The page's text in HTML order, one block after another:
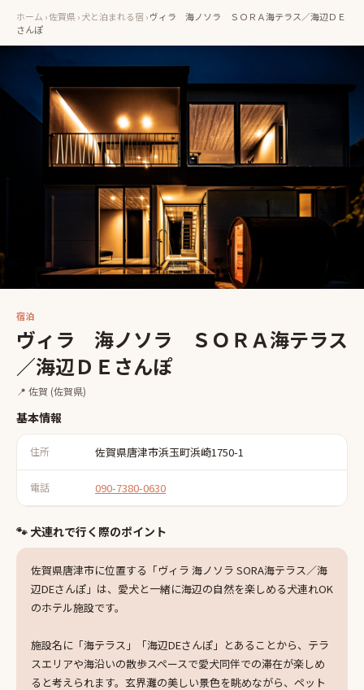
ホーム ›佐賀県›犬と泊まれる宿 ›ヴィラ 海ノソラ ＳＯＲＡ海テラス／海辺ＤＥ
さんぽ
宿泊
ヴィラ 海ノソラ ＳＯＲＡ海テラス
／海辺ＤＥさんぽ
📍 佐賀 (佐賀県)
基本情報
住所 佐賀県唐津市浜玉町浜崎1750-1
電話 090-7380-0630
🐾 犬連れで行く際のポイント
佐賀県唐津市に位置する「ヴィラ 海ノソラ SORA海テラス／海
辺DEさんぽ」は、愛犬と一緒に海辺の自然を楽しめる犬連れOK
のホテル施設です。
施設名に「海テラス」「海辺DEさんぽ」とあることから、テラ
スエリアや海沿いの散歩スペースで愛犬同伴での滞在が楽しめ
ると考えられます。玄界灘の美しい景色を眺めながら、ペット